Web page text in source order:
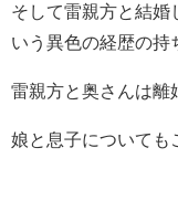
そして雷親方と結婚
いう異色の経歴の持
雷親方と奥さんは離
娘と息子についても